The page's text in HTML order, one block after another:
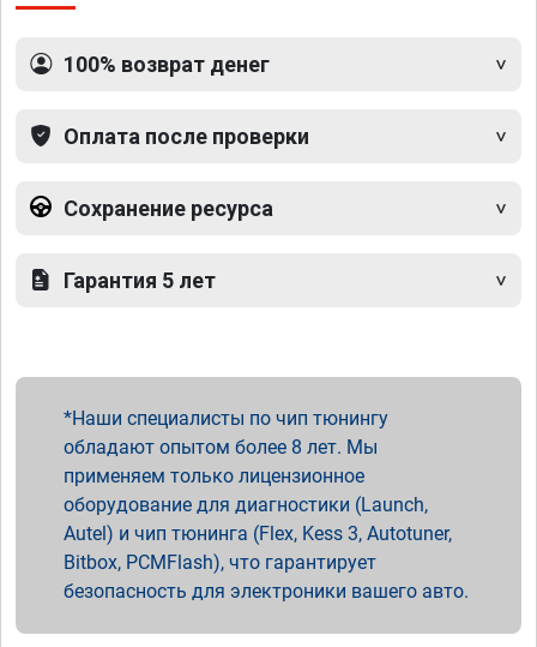
100% возврат денег
Оплата после проверки
Сохранение ресурса
Гарантия 5 лет
Наши специалисты по чип тюнингу
обладают опытом более 8 лет. Мы
применяем только лицензионное
оборудование для диагностики (Launch,
Autel) и чип тюнинга (Flex, Kess 3, Autotuner,
Bitbox, PCMFlash), что гарантирует
безопасность для электроники вашего авто.